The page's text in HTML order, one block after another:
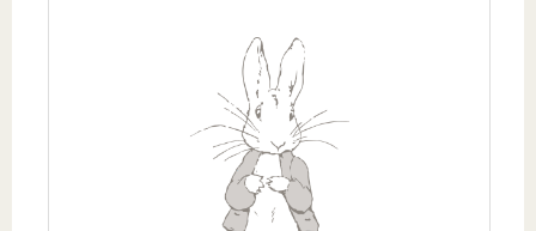
周辺相場
検索